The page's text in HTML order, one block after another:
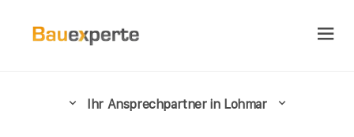
Ihr Ansprechpartner in Lohmar